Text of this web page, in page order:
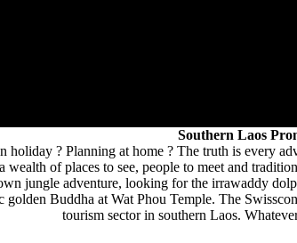
Southern Laos
holiday ? Planning at home ? The truth is
wealth of places to see, people to meet and
jungle adventure, looking for the irrawaddy
golden Buddha at Wat Phou Temple. The
tourism sector in southern Laos.